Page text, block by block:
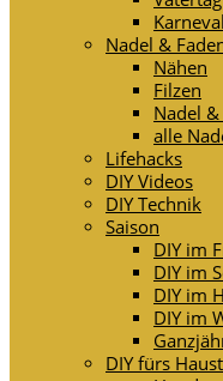
Nadel &
Nähen
Filzen
Nadel
alle
Lifehacks
DIY Videos
DIY Technik
Saison
DIY im
DIY im
DIY im
DIY im
DIY fürs